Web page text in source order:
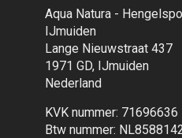
Aqua Natura -
IJmuiden
Lange Nieuwstraat 437
1971 GD, IJmuiden
Nederland
KVK nummer: 71696636
Btw nummer: